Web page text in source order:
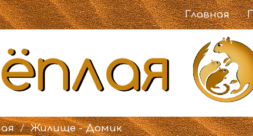
Главная
Жилище - Домик